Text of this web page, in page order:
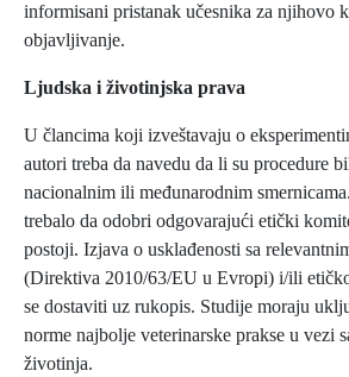
informisani pristanak učesnika za njihovo
objavljivanje.
Ljudska i životinjska prava
U člancima koji izveštavaju o
autori treba da navedu da li su procedure
nacionalnim ili međunarodnim
trebalo da odobri odgovarajući etički
postoji. Izjava o usklađenosti sa
(Direktiva 2010/63/EU u Evropi) i/ili
se dostaviti uz rukopis. Studije moraju
norme najbolje veterinarske prakse u vezi
životinja.